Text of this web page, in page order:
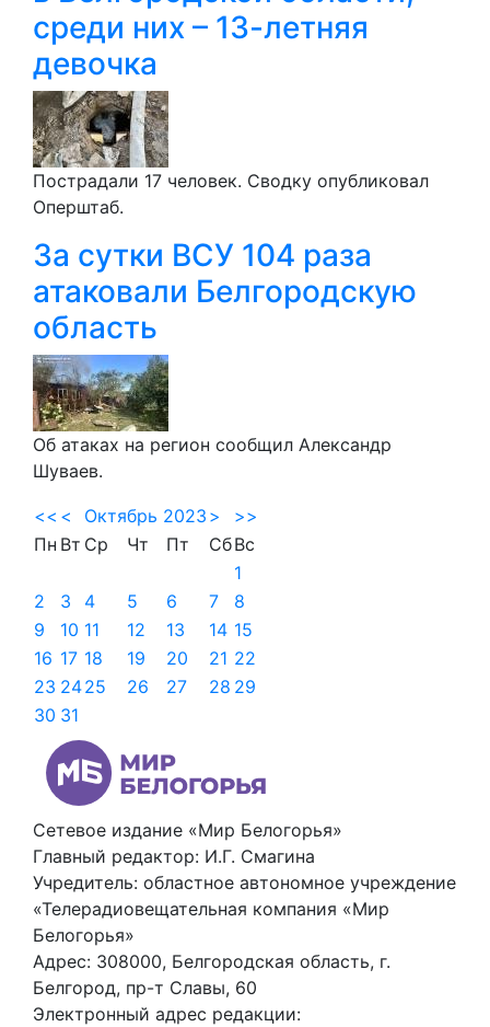
среди них – 13-летняя
девочка
Пострадали 17 человек. Сводку опубликовал
Оперштаб.
За сутки ВСУ 104 раза
атаковали Белгородскую
область
Об атаках на регион сообщил Александр
Шуваев.
<< < Октябрь 2023 >
>>
Пн Вт Ср Чт Пт СбВс
1
2
3 4 5 6 7
8
9
10 11 12 13 14 15
16 17 18 19 20 21 22
23 2425 26 27 28 29
30 31
Сетевое издание «Мир Белогорья»
Главный редактор: И.Г. Смагина
Учредитель: областное автономное учреждение
«Телерадиовещательная компания «Мир
Белогорья»
Адрес: 308000, Белгородская область, г.
Белгород, пр-т Славы, 60
Электронный адрес редакции: